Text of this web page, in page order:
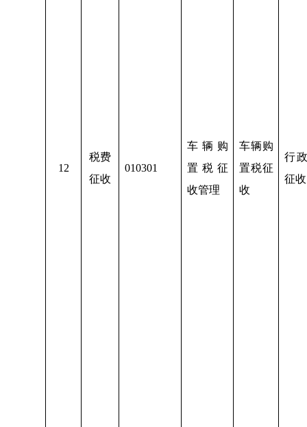
1 2
税费
征收
010301
车辆购
置税征
收管理
车辆购
置税征
收
行
征收